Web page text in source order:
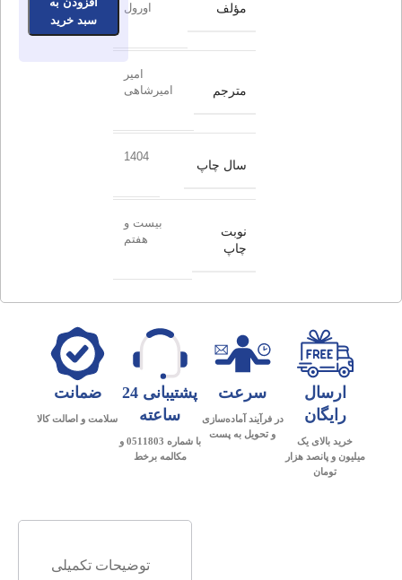
مؤلف
اورول
مترجم
امیر
امیرشاهی
سال چاپ
1404
نوبت
چاپ
بیست و
هفتم
سبد خرید
ارسال
رایگان
خرید بالای یک
میلیون و پانصد هزار
تومان
سرعت
در فرآیند آماده‌سازی
و تحویل به پست
پشتیبانی 24
ساعته
با شماره 0511803 و
مکالمه برخط
ضمانت
سلامت و اصالت کالا
توضیحات تکمیلی